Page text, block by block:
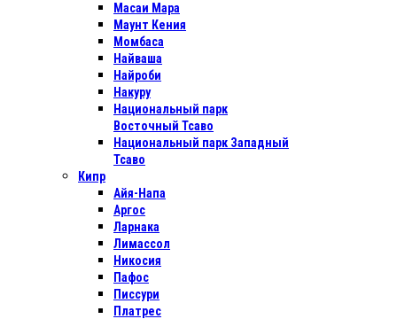
Масаи Мара
Маунт Кения
Момбаса
Найваша
Найроби
Накуру
Национальный парк
Восточный Тсаво
Национальный парк Западный
Тсаво
Кипр
Айя-Напа
Аргос
Ларнака
Лимассол
Никосия
Пафос
Писсури
Платрес